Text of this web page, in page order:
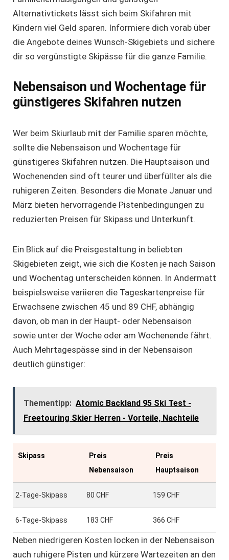
Alternativtickets lässt sich beim Skifahren mit
Kindern viel Geld sparen. Informiere dich vorab über
die Angebote deines Wunsch-Skigebiets und sichere
dir so vergünstigte Skipässe für die ganze Familie.
Nebensaison und Wochentage für
günstigeres Skifahren nutzen
Wer beim Skiurlaub mit der Familie sparen möchte,
sollte die Nebensaison und Wochentage für
günstigeres Skifahren nutzen. Die Hauptsaison und
Wochenenden sind oft teurer und überfüllter als die
ruhigeren Zeiten. Besonders die Monate Januar und
März bieten hervorragende Pistenbedingungen zu
reduzierten Preisen für Skipass und Unterkunft.
Ein Blick auf die Preisgestaltung in beliebten
Skigebieten zeigt, wie sich die Kosten je nach Saison
und Wochentag unterscheiden können. In Andermatt
beispielsweise variieren die Tageskartenpreise für
Erwachsene zwischen 45 und 89 CHF, abhängig
davon, ob man in der Haupt- oder Nebensaison
sowie unter der Woche oder am Wochenende fährt.
Auch Mehrtagespässe sind in der Nebensaison
deutlich günstiger:
Thementipp: Atomic Backland 95 Ski Test -
Freetouring Skier Herren - Vorteile, Nachteile
Skipass
Preis
Nebensaison
Preis
Hauptsaison
2-Tage-Skipass 80 CHF 159 CHF
6-Tage-Skipass 183 CHF 366 CHF
Neben niedrigeren Kosten locken in der Nebensaison
auch ruhigere Pisten und kürzere Wartezeiten an den